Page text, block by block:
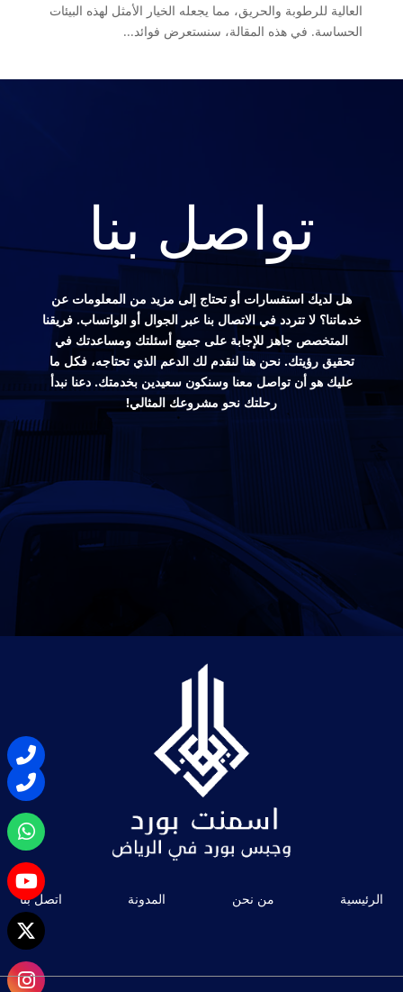
العالية للرطوبة والحريق، مما يجعله الخيار الأمثل لهذه البيئات
الحساسة. في هذه المقالة، سنستعرض فوائد...
تواصل بنا
هل لديك استفسارات أو تحتاج إلى مزيد من المعلومات عن
خدماتنا؟ لا تتردد في الاتصال بنا عبر الجوال أو الواتساب. فريقنا
المتخصص جاهز للإجابة على جميع أسئلتك ومساعدتك في
تحقيق رؤيتك. نحن هنا لنقدم لك الدعم الذي تحتاجه، فكل ما
عليك هو أن تواصل معنا وسنكون سعيدين بخدمتك. دعنا نبدأ
رحلتك نحو مشروعك المثالي!
الرئيسية من نحن المدونة اتصل بنا